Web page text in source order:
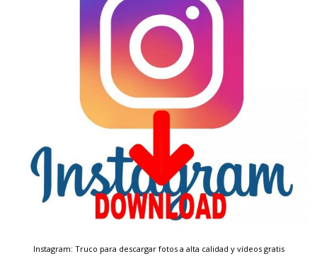
Instagram: Truco para descargar fotos a alta calidad y vídeos gratis